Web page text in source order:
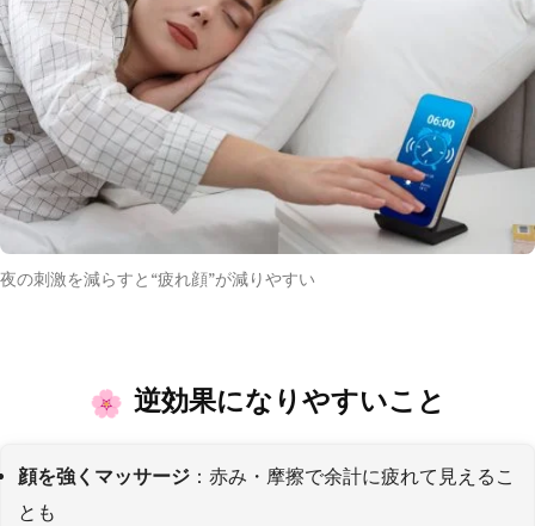
夜の刺激を減らすと“疲れ顔”が減りやすい
逆効果になりやすいこと
顔を強くマッサージ ：赤み・摩擦で余計に疲れて見えるこ
とも